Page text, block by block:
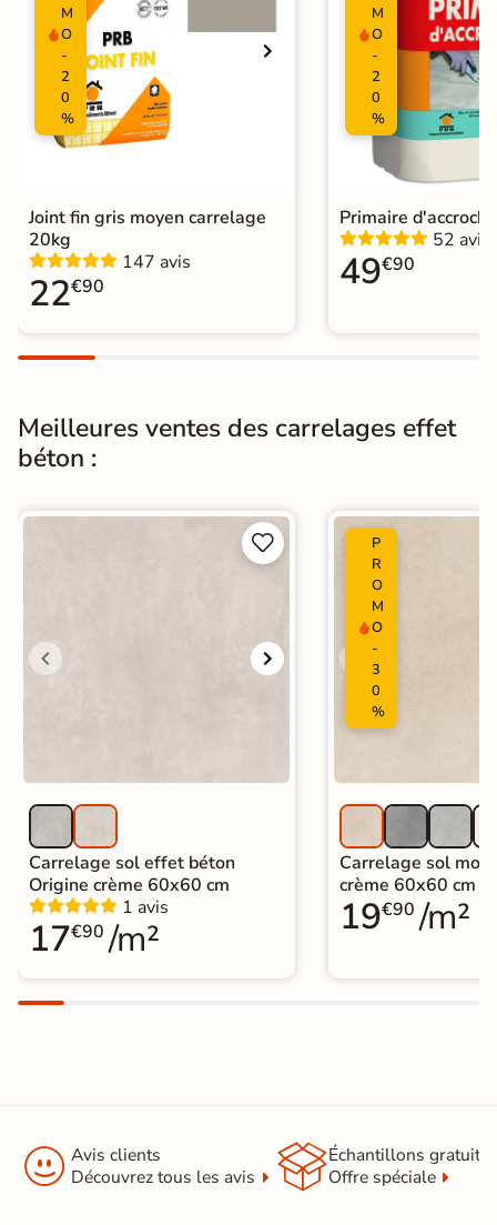
Résistant au Gel
Pièce humides
Plancher
Conditionnement Boite
Choix
Normes Certification CE
Origine
Carrelage effet béton ciré|
Carrelage grand format et XXL
Carrelage 120x120
Carrelage intérieur / extérieur
Carrelage sol cuisine
|
Carrelage salon moderne
Carrelage WC
M
O
-
2
0
%
Joint fin gris moyen carrelage
20kg
147 avis
22€90
M
O
-
2
0
%
Primaire
52 avis
49€90
Meilleures ventes des carrelages effet
béton :


Carrelage sol effet béton
Origine crème 60x60 cm
1 avis
17€90 /m²
P
R
O
M
O
-
3
0
%
Carrelage sol
crème 60x60 cm
19€90 /m²
 Avis clients
Découvrez tous les avis
Échantillons gratuit
Offre spéciale